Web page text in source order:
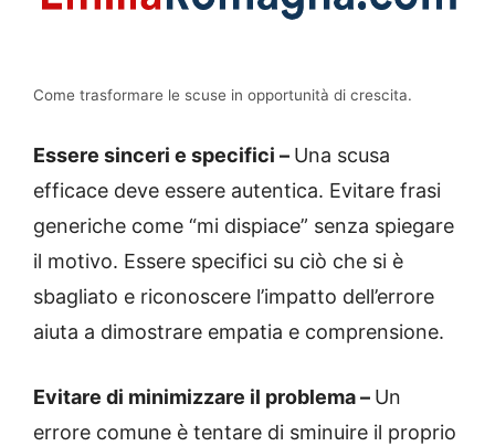
Come trasformare le scuse in opportunità di crescita.
Essere sinceri e specifici – Una scusa
efficace deve essere autentica. Evitare frasi
generiche come “mi dispiace” senza spiegare
il motivo. Essere specifici su ciò che si è
sbagliato e riconoscere l’impatto dell’errore
aiuta a dimostrare empatia e comprensione.
Evitare di minimizzare il problema – Un
errore comune è tentare di sminuire il proprio